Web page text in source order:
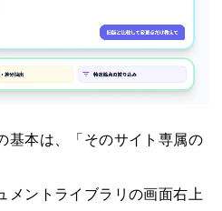
基本は、「そのサイト専属の
メントライブラリの画面右上